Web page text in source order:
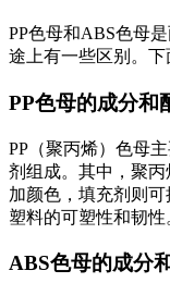
PP色母和ABS色母
途上有一些区别。下
PP色母的成分和
PP（聚丙烯）色母
剂组成。其中，聚
加颜色，填充剂则
塑料的可塑性和韧性
ABS色母的成分